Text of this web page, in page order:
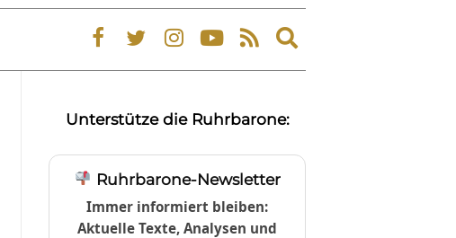
Expand
search
Unterstütze die Ruhrbarone:
Ruhrbarone-Newsletter
Immer informiert bleiben:
Aktuelle Texte, Analysen und